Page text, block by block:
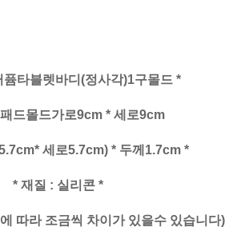
퓸타블렛바디(정사각)1구몰드 *
드몰드가로9cm * 세로9cm
세로5.7cm) * 두께1.7cm *
* 재질 : 실리콘 *
따라 조금씩 차이가 있을수 있습니다)